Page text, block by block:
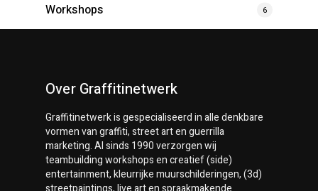
Workshops 6
Over Graffitinetwerk
Graffitinetwerkis gespecialiseerd in alle denkbare
vormen van graffiti, street art en guerrilla
marketing. Al sinds 1990 verzorgen wij
teambuilding workshops en creatief (side)
entertainment, kleurrijke muurschilderingen, (3d)